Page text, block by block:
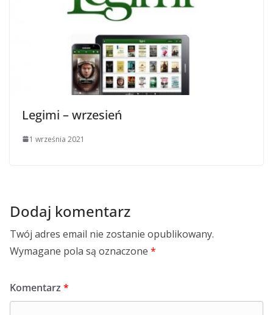
Legimi – wrzesień
1 września 2021
Dodaj komentarz
Twój adres email nie zostanie opublikowany.
Wymagane pola są oznaczone *
Komentarz *